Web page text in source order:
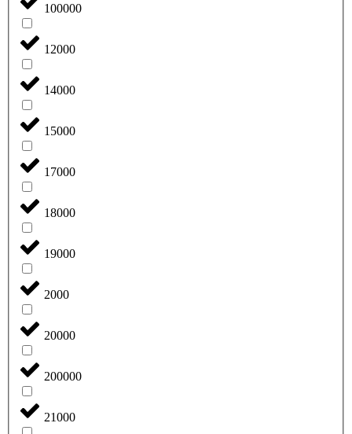
100000
12000
14000
15000
17000
18000
19000
2000
20000
200000
21000